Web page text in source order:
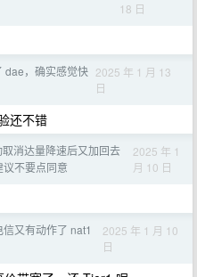
18 日
dae，确实感觉快 2025 年 1 月 13
日
还不错
取消达量降速后又加回去
不要点同意
2025 年 1
月 10 日
又有动作了 nat1
2025 年 1 月 10
日